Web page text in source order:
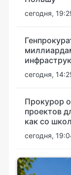
сегодня,
сегодня,
Прокурор
проектов
как со
сегодня,